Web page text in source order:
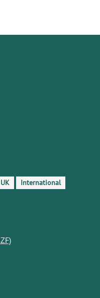
UK International